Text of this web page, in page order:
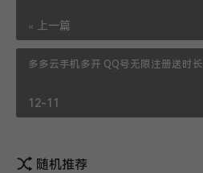
« 上一篇
多多云手机多开 QQ号无限注册送时长
12-11
随机推荐